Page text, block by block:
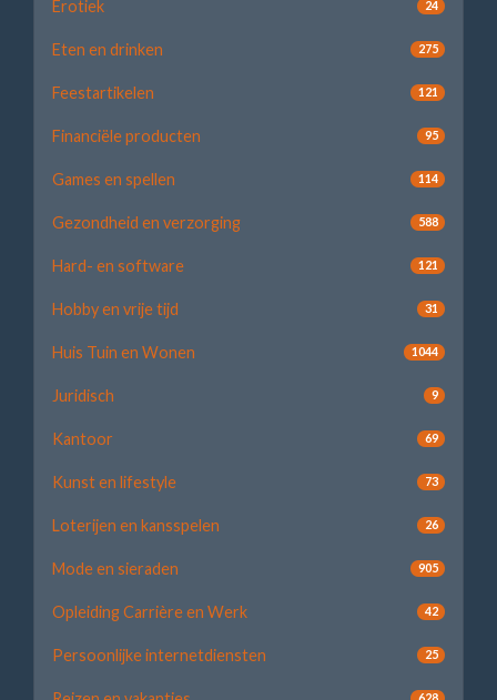
Erotiek 24
Eten en drinken 275
Feestartikelen 121
Financiële producten 95
Games en spellen 114
Gezondheid en verzorging 588
Hard- en software 121
Hobby en vrije tijd 31
Huis Tuin en Wonen 1044
Juridisch 9
Kantoor 69
Kunst en lifestyle 73
Loterijen en kansspelen 26
Mode en sieraden 905
Opleiding Carrière en Werk 42
Persoonlijke internetdiensten 25